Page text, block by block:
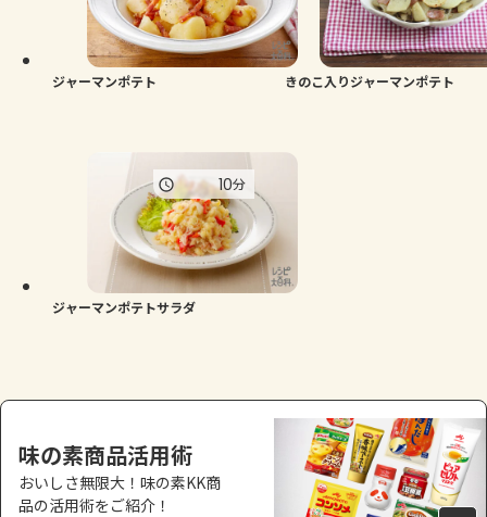
よくあるお問い合わせ
お買い物
ジャーマンポテト きのこ入りジャーマンポテト
ジャーマンポテトサラダ
10分
味の素商品活用術
おいしさ無限大！味の素KK商
品の活用術をご紹介！